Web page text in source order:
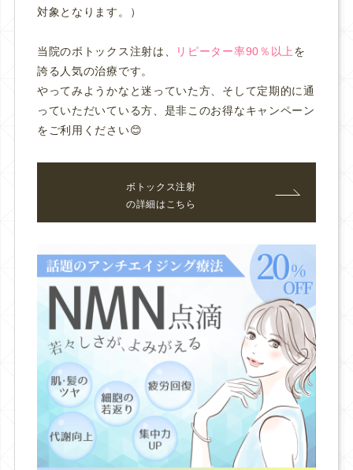
対象となります。）
当院のボトックス注射は、 リピーター率90％以上を
誇る人気の治療です。
やってみようかなと迷っていた方、そして定期的に通
っていただいている方、是非このお得なキャンペーン
をご利用ください😊
ボトックス注射
の詳細はこちら